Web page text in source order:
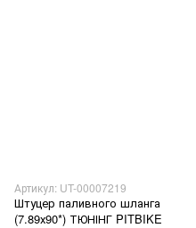
Артикул: UT-00007219
Штуцер паливного шланга
(7.89х90*) ТЮНІНГ PITBIKE